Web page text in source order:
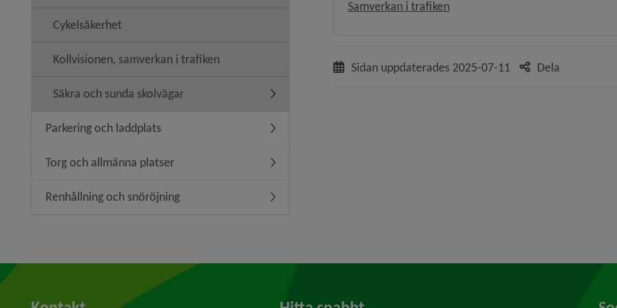
Cykelsäkerhet
Kollvisionen, samverkan i trafiken
Säkra och sunda skolvägar Undermeny för Säkra och sunda skolvägar
Parkering och laddplats Undermeny för Parkering och laddplats
Torg och allmänna platser Undermeny för Torg och allmänna platser
Renhållning och snöröjning Undermeny för Renhållning och snöröjning
Samverkan i trafiken
Sidan uppdaterades 2025-07-11 Dela